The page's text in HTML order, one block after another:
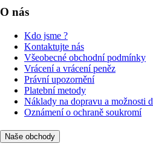
O nás
Kdo jsme ?
Kontaktujte nás
Všeobecné obchodní podmínky
Vrácení a vrácení peněz
Právní upozornění
Platební metody
Náklady na dopravu a možnosti
Oznámení o ochraně soukromí
Naše obchody